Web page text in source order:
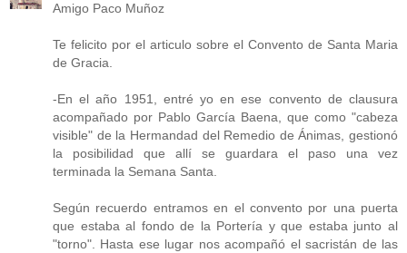
Amigo Paco Muñoz
Te felicito por el articulo sobre el Convento de Santa Maria
de Gracia.
-En el año 1951, entré yo en ese convento de clausura
acompañado por Pablo García Baena, que como "cabeza
visible" de la Hermandad del Remedio de Ánimas, gestionó
la posibilidad que allí se guardara el paso una vez
terminada la Semana Santa.
Según recuerdo entramos en el convento por una puerta
que estaba al fondo de la Portería y que estaba junto al
"torno". Hasta ese lugar nos acompañó el sacristán de las